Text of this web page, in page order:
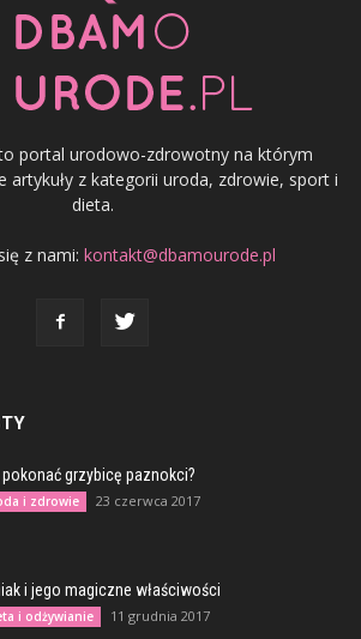
portal urodowo-zdrowotny na którym
artykuły z kategorii uroda, zdrowie, sport i
dieta.
z nami: kontakt@dbamourode.pl
grzybicę paznokci?
i zdrowie 23 czerwca 2017
i jego magiczne właściwości
i odżywianie 11 grudnia 2017